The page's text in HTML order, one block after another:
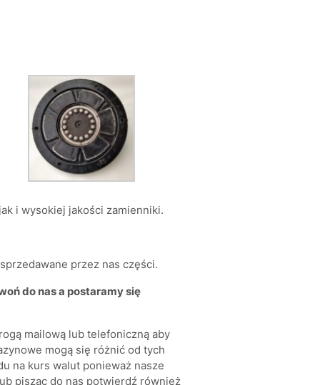
i wysokiej jakości zamienniki.
przez nas części.
do nas a postaramy się
mailową lub telefoniczną aby
mogą się różnić od tych
na kurs walut ponieważ nasze
pisząc do nas potwierdź również